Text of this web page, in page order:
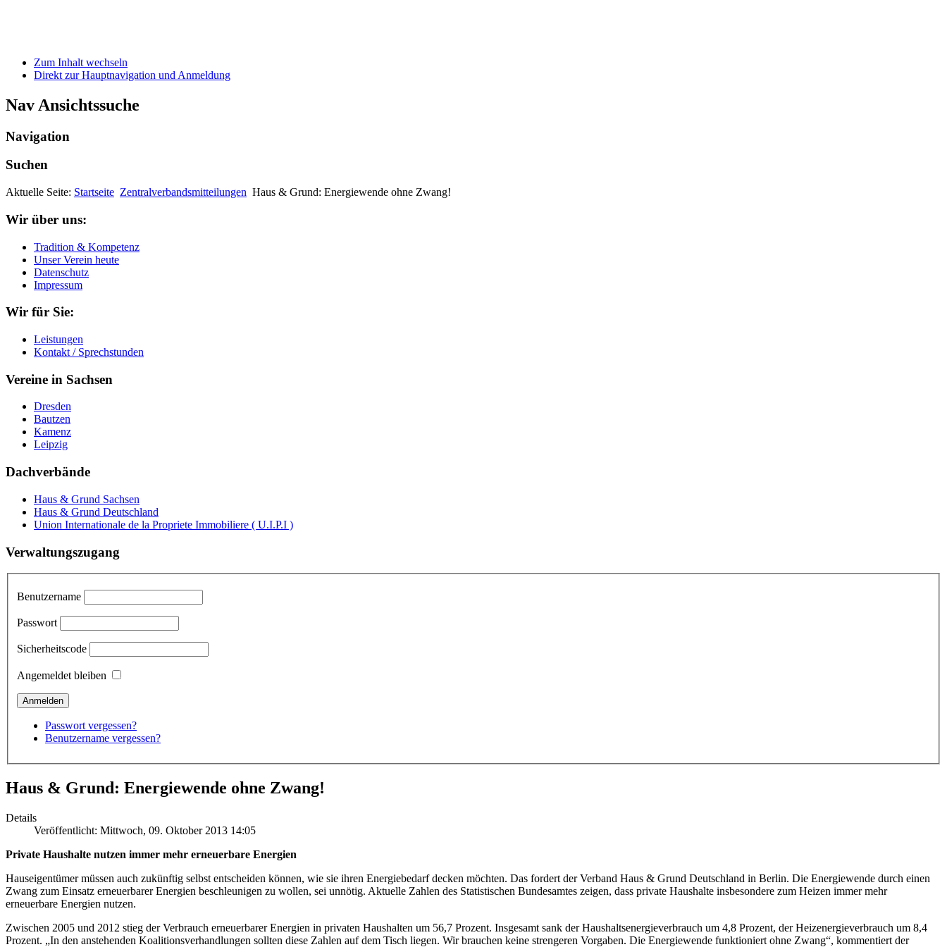
Zum Inhalt wechseln
Direkt zur Hauptnavigation und Anmeldung
Nav Ansichtssuche
Navigation
Suchen
Aktuelle Seite: Startseite Zentralverbandsmitteilungen Haus & Grund: Energiewende ohne Zwang!
Wir über uns:
Tradition & Kompetenz
Unser Verein heute
Datenschutz
Impressum
Wir für Sie:
Leistungen
Kontakt / Sprechstunden
Vereine in Sachsen
Dresden
Bautzen
Kamenz
Leipzig
Dachverbände
Haus & Grund Sachsen
Haus & Grund Deutschland
Union Internationale de la Propriete Immobiliere ( U.I.P.I )
Verwaltungszugang
Benutzername
Passwort
Sicherheitscode
Angemeldet bleiben
Passwort vergessen?
Benutzername vergessen?
Haus & Grund: Energiewende ohne Zwang!
Details
Veröffentlicht: Mittwoch, 09. Oktober 2013 14:05
Private Haushalte nutzen immer mehr erneuerbare Energien
Hauseigentümer müssen auch zukünftig selbst entscheiden können, wie sie ihren Energiebedarf decken möchten. Das fordert der Verband Haus & Grund Deutschland in Berlin. Die Energiewende durch einen
Zwang zum Einsatz erneuerbarer Energien beschleunigen zu wollen, sei unnötig. Aktuelle Zahlen des Statistischen Bundesamtes zeigen, dass private Haushalte insbesondere zum Heizen immer mehr
erneuerbare Energien nutzen.
Zwischen 2005 und 2012 stieg der Verbrauch erneuerbarer Energien in privaten Haushalten um 56,7 Prozent. Insgesamt sank der Haushaltsenergieverbrauch um 4,8 Prozent, der Heizenergieverbrauch um 8,4
Prozent. „In den anstehenden Koalitionsverhandlungen sollten diese Zahlen auf dem Tisch liegen. Wir brauchen keine strengeren Vorgaben. Die Energiewende funktioniert ohne Zwang“, kommentiert der